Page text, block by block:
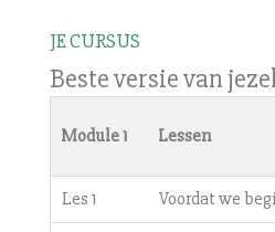
JE CURSUS
Beste versie van
Module 1 Lessen
Les 1 Voordat we